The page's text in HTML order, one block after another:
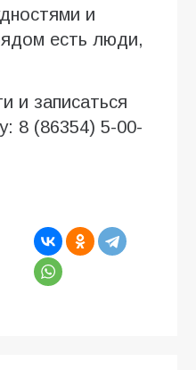
и
есть люди,
и записаться
8 (86354) 5-00-